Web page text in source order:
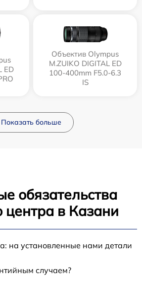
ED
Объектив Olympus
M.ZUIKO DIGITAL ED
100-400mm F5.0-6.3
IS
Показать больше
обязательства
центра в Казани
на установленные нами детали
случаем?